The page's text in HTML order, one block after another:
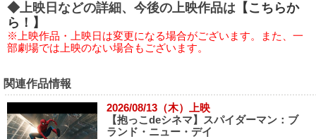
◆上映日などの詳細、今後の上映作品は 【こちらか
ら！】
※上映作品・上映日は変更になる場合がございます。また、一
部劇場では上映のない場合もございます。
関連作品情報
2026/08/13（木）上映
【抱っこdeシネマ】スパイダーマン：ブ
ランド・ニュー・デイ